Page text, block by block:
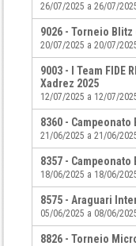
26/07/2025 a 26/07/
9026 - Torneio
20/07/2025 a 20/07/
9003 - I Team FIDE
Xadrez 2025
12/07/2025 a 12/07/
8360 -
21/06/2025 a 21/06/
8357 - Campeonato
18/06/2025 a 18/06/
8575 - Araguari
05/06/2025 a 08/06/
8826 - Torneio